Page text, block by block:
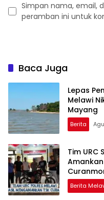
Simpan nama, email,
peramban ini untuk
Baca Juga
Lepas
Melawi
Mayang
Berita
Tim URC
Berita